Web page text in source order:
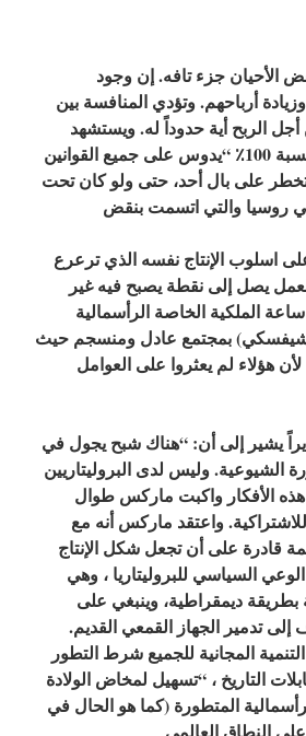
الأحيان جزء تافه. إن وجود
أرباحهم. وتؤدي المنافسة بين
الربح أية حدوداً له. ويستشهد
ماركس بكلمات أحد الكتاب الإنجليز بأن الرأسمال الذي يربح بنسبة 100٪ “يدوس على جميع القوانين
فإنه يرتكب جرائم لا تخطر على بال أحد، حتى ولو كان تحت
روسيا والتي اتسمت بنقض
اسلوب الإنتاج نفسه الذي ترعرع
يصل إلى نقطة يصبح فيه غير
بمجتمع عادل ومنسجم حيث
هؤلاء لم يعثروا على العوامل
يشير إلى أن: “هناك شبح يجول في
الشيوعية. وليس لدى البروليتاريين
الأفكار واكبت ماركس طوال
واعتقد ماركس أنه مع
قادرة على أن تجعل شكل الإنتاج
السياسي للبروليتاريا ، وهي
ديمقراطية، وينبغي على
تدمير الجهاز القمعي القديم.
المجانية للجميع شرط التطور
المتطورة (كما هو الحال في